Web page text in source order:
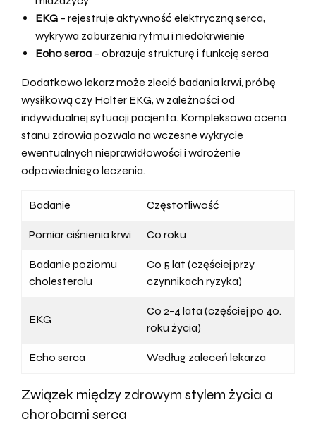
EKG – rejestruje aktywność elektryczną serca,
wykrywa zaburzenia rytmu i niedokrwienie
Echo serca – obrazuje strukturę i funkcję serca
Dodatkowo lekarz może zlecić badania krwi, próbę
wysiłkową czy Holter EKG, w zależności od
indywidualnej sytuacji pacjenta. Kompleksowa ocena
stanu zdrowia pozwala na wczesne wykrycie
ewentualnych nieprawidłowości i wdrożenie
odpowiedniego leczenia.
Badanie Częstotliwość
Pomiar ciśnienia krwi Co roku
Badanie poziomu
cholesterolu
Co 5 lat (częściej przy
czynnikach ryzyka)
EKG
Co 2-4 lata (częściej po 40.
roku życia)
Echo serca Według zaleceń lekarza
Związek między zdrowym stylem życia a
chorobami serca